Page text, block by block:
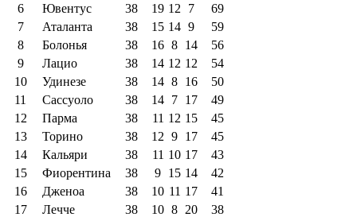
6
Ювентус 38 19 12 7
69
7
Аталанта 38 15 14 9
59
8
Болонья 38 16 8 14
56
9
Лацио 38 14 12 12
54
10
Удинезе 38 14 8 16
50
11
Сассуоло 38 14 7 17
49
12
Парма 38 11 12 15
45
13
Торино 38 12 9 17
45
14
Кальяри 38 11 10 17
43
15
Фиорентина 38 9 15 14
42
16
Дженоа 38 10 11 17
41
17
Лечче 38 10 8 20
38